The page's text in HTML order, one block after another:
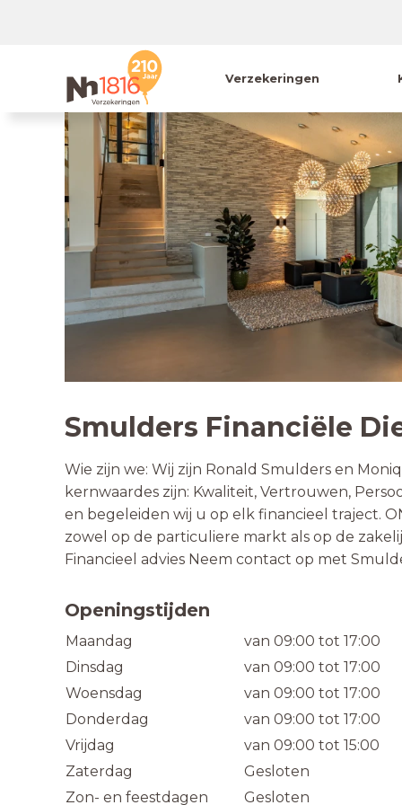
Verzekeringen
Smulders Financiële
Wie zijn we: Wij zijn Ronald Smulders en
kernwaardes zijn: Kwaliteit, Vertrouwen,
en begeleiden wij u op elk financieel traject.
zowel op de particuliere markt als op de
Financieel advies Neem contact op met
Openingstijden
Maandag
van 09:00 tot 17:00
Dinsdag
van 09:00 tot 17:00
Woensdag
van 09:00 tot 17:00
Donderdag
van 09:00 tot 17:00
Vrijdag
van 09:00 tot 15:00
Zaterdag
Gesloten
Zon- en feestdagen
Gesloten